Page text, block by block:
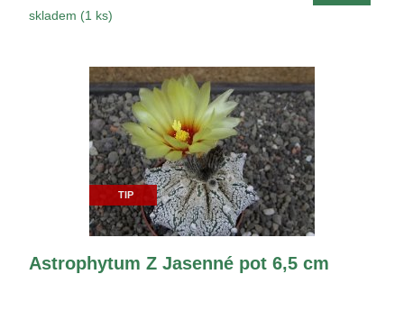
skladem (1 ks)
TIP
Astrophytum Z Jasenné pot 6,5 cm